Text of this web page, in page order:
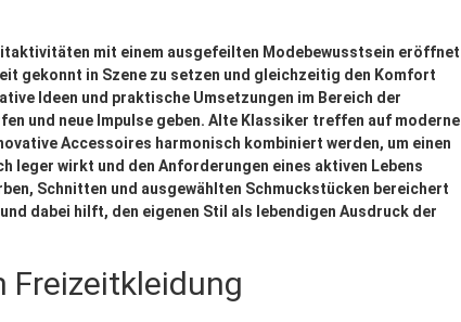
mit einem ausgefeilten Modebewusstsein eröffnet
gekonnt in Szene zu setzen und gleichzeitig den Komfort
Ideen und praktische Umsetzungen im Bereich der
und neue Impulse geben. Alte Klassiker treffen auf moderne
Accessoires harmonisch kombiniert werden, um einen
leger wirkt und den Anforderungen eines aktiven Lebens
Schnitten und ausgewählten Schmuckstücken bereichert
dabei hilft, den eigenen Stil als lebendigen Ausdruck der
Freizeitkleidung